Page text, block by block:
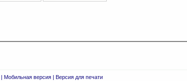
| Мобильная версия | Версия для печати